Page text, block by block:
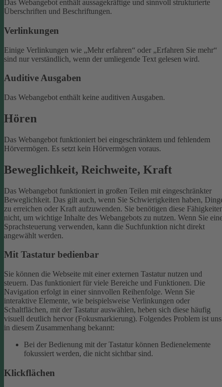
Das Webangebot enthält aussagekräftige und sinnvoll strukturierte
Überschriften und Beschriftungen.
Verlinkungen
Einige Verlinkungen wie „Mehr erfahren“ oder „Erfahren Sie mehr“
sind nur verständlich, wenn der umliegende Text gelesen wird.
Auditive Ausgaben
Das Webangebot enthält keine auditiven Ausgaben.
Hören
Das Webangebot funktioniert bei eingeschränktem und fehlendem
Hörvermögen. Es setzt kein Hörvermögen voraus.
Beweglichkeit, Reichweite, Kraft
Das Webangebot funktioniert in großen Teilen mit eingeschränkter
Beweglichkeit. Das gilt auch, wenn Sie Schwierigkeiten haben,
zu erreichen oder Kraft aufzuwenden. Sie benötigen diese
nicht, um wichtige Inhalte des Webangebots zu nutzen. Wenn Sie
Sprachsteuerung verwenden, kann die Suchfunktion nicht direkt
angewählt werden.
Mit Tastatur bedienbar
Sie können die Webseite mit einer externen Tastatur nutzen und
steuern. Das funktioniert für viele Bereiche und Funktionen. Die
Navigation erfolgt in einer sinnvollen Reihenfolge. Wenn Sie
interaktive Elemente, wie beispielsweise Verlinkungen oder
Schaltflächen, mit der Tastatur auswählen, heben sich diese häufig
visuell deutlich hervor (Fokusmarkierung). Folgendes Problem ist uns
in diesem Zusammenhang bekannt:
Bei der Bedienung mit der Tastatur können Bedienelemente
fokussiert werden, die nicht sichtbar sind.
Klickflächen